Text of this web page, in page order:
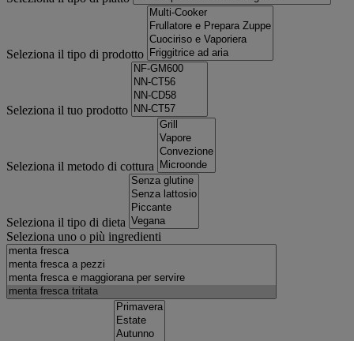
Seleziona il tipo di prodotto
Seleziona il tuo prodotto
Seleziona il metodo di cottura
Seleziona il tipo di dieta
Seleziona uno o più ingredienti